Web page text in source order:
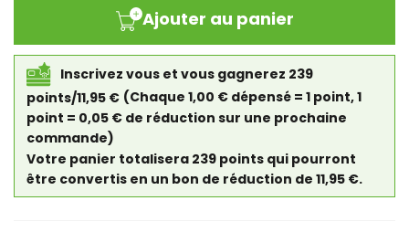
Ajouter au panier
Inscrivez vous et vous gagnerez 239
points/11,95 € (Chaque 1,00 € dépensé = 1 point, 1
point = 0,05 € de réduction sur une prochaine
commande)
Votre panier totalisera 239 points qui pourront
être convertis en un bon de réduction de 11,95 €.